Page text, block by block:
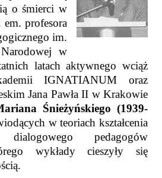
o śmierci w
profesora
im.
w
latach aktywnego wciąż
IGNATIANUM oraz
Jana Pawła II w Krakowie
Śnieżyńskiego (1939-
w teoriach kształcenia
pedagogów
wykłady cieszyły się